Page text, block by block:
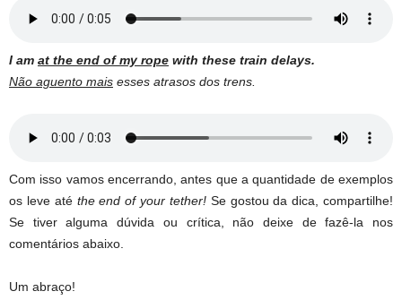
I am at the end of my rope with these train delays.
Não aguento mais esses atrasos dos trens.
Com isso vamos encerrando, antes que a quantidade de exemplos
os leve até the end of your tether!Se gostou da dica, compartilhe!
Se tiver alguma dúvida ou crítica, não deixe de fazê-la nos
comentários abaixo.
Um abraço!